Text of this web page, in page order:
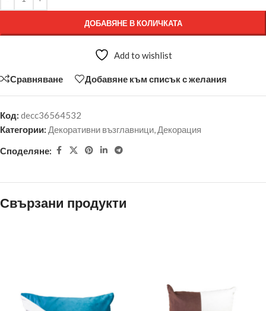
ДОБАВЯНЕ В КОЛИЧКАТА
Add to wishlist
Сравняване Добавяне към списък с желания
Код: decc36564532
Категории: Декоративни възглавници, Декорация
Споделяне:
Свързани продукти